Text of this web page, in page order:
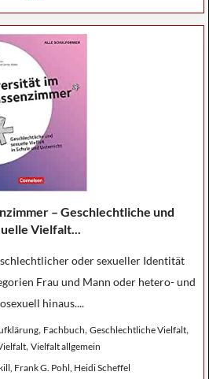
– Geschlechtliche und
Vielfalt...
oder sexueller Identität
Frau und Mann oder hetero- und
hinaus....
, Fachbuch, Geschlechtliche Vielfalt,
, Vielfalt allgemein
Frank G. Pohl, Heidi Scheffel